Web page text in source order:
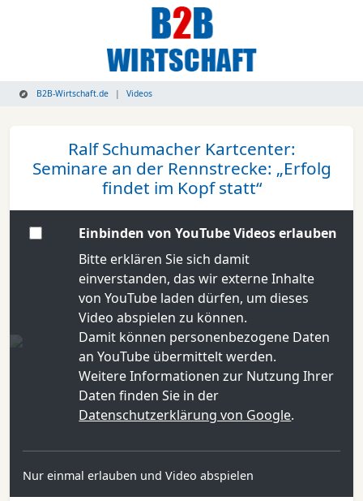
B2B-Wirtschaft.de Videos
Ralf Schumacher Kartcenter:
Seminare an der Rennstrecke: „Erfolg
findet im Kopf statt“
Einbinden von YouTube Videos erlauben
Bitte erklären Sie sich damit
einverstanden, das wir externe Inhalte
von YouTube laden dürfen, um dieses
Video abspielen zu können.
Damit können personenbezogene Daten
an YouTube übermittelt werden.
Weitere Informationen zur Nutzung Ihrer
Daten finden Sie in der
Datenschutzerklärung von Google.
Nur einmal erlauben und Video abspielen